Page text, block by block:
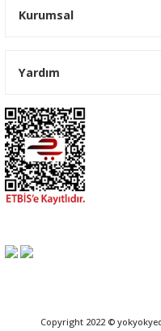
Kurumsal
Yardım
Copyright 2022 ©